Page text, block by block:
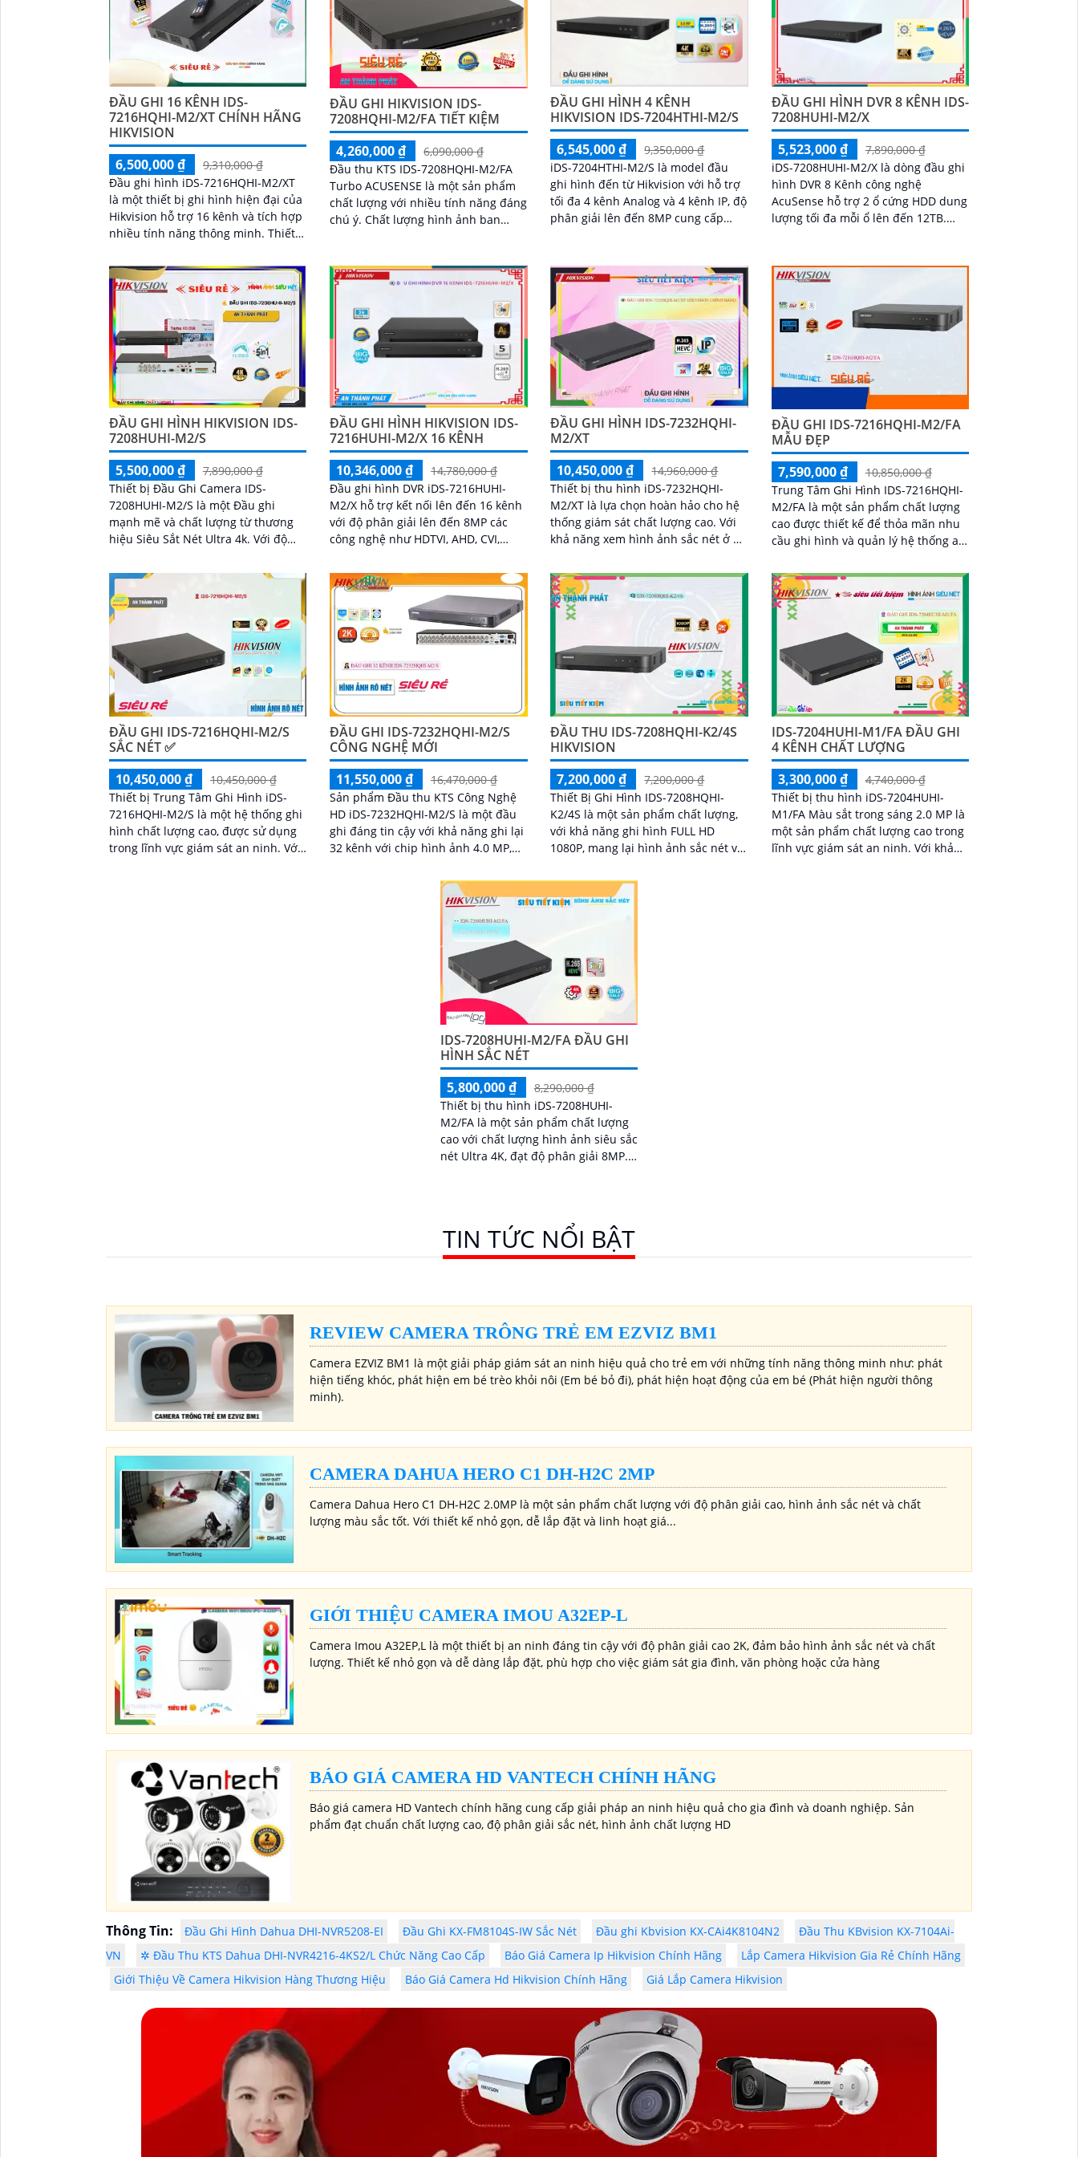
ĐẦU GHI 16 KÊNH IDS-
7216HQHI-M2/XT CHÍNH HÃNG
HIKVISION
6,500,000 ₫
9,310,000 ₫
Đầu ghi hình iDS-7216HQHI-M2/XT
là một thiết bị ghi hình hiện đại của
Hikvision hỗ trợ 16 kênh và tích hợp
nhiều tính năng thông minh. Thiết
diện...
ĐẦU GHI HIKVISION IDS-
7208HQHI-M2/FA TIẾT KIỆM
4,260,000 ₫
6,090,000 ₫
Đầu thu KTS IDS-7208HQHI-M2/FA
Turbo ACUSENSE là một sản phẩm
chất lượng với nhiều tính năng đáng
chú ý. Chất lượng hình ảnh ban
ĐẦU GHI HÌNH 4 KÊNH
HIKVISION IDS-7204HTHI-M2/S
6,545,000 ₫
9,350,000 ₫
iDS-7204HTHI-M2/S là model đầu
ghi hình đến từ Hikvision với hỗ trợ
tối đa 4 kênh Analog và 4 kênh IP, độ
phân giải lên đến 8MP cung cấp
nhận dạng con người và xe cộ, hỗ
trợ cổng xuất hình ảnh HDMI 4K và
hỗ trợ ổ cứng lên đến 10TB
ĐẦU GHI HÌNH DVR 8 KÊNH IDS-
7208HUHI-M2/X
5,523,000 ₫
7,890,000 ₫
iDS-7208HUHI-M2/X là dòng đầu ghi
hình DVR 8 Kênh công nghệ
AcuSense hỗ trợ 2 ổ cứng HDD dung
lượng tối đa mỗi ổ lên đến 12TB.
ĐẦU GHI HÌNH HIKVISION IDS-
7208HUHI-M2/S
5,500,000 ₫
7,890,000 ₫
Thiết bị Đầu Ghi Camera IDS-
7208HUHI-M2/S là một Đầu ghi
mạnh mẽ và chất lượng từ thương
hiệu Siêu Sắt Nét Ultra 4k. Với độ
lại rõ nét và sắc sảo
ĐẦU GHI HÌNH HIKVISION IDS-
7216HUHI-M2/X 16 KÊNH
10,346,000 ₫
14,780,000 ₫
Đầu ghi hình DVR iDS-7216HUHI-
M2/X hỗ trợ kết nối lên đến 16 kênh
với độ phân giải lên đến 8MP các
công nghệ như HDTVI, AHD, CVI,
kênh nhận dạng khuôn mặt và phân
biệt người & xe bằng AI, qua đó còn
hỗ trợ 2 ổ cứng 12TB giúp mở rộng
dung lượng lưu trữ hiệu quả
ĐẦU GHI HÌNH IDS-7232HQHI-
M2/XT
10,450,000 ₫
14,960,000 ₫
Thiết bị thu hình iDS-7232HQHI-
M2/XT là lựa chọn hoàn hảo cho hệ
thống giám sát chất lượng cao. Với
khả năng xem hình ảnh sắc nét ở độ
quan...
ĐẦU GHI IDS-7216HQHI-M2/FA
MẪU ĐẸP
7,590,000 ₫
10,850,000 ₫
Trung Tâm Ghi Hình IDS-7216HQHI-
M2/FA là một sản phẩm chất lượng
cao được thiết kế để thỏa mãn nhu
cầu ghi hình và quản lý hệ thống an
nhau. Với...
ĐẦU GHI IDS-7216HQHI-M2/S
SẮC NÉT ✅
10,450,000 ₫
10,450,000 ₫
Thiết bị Trung Tâm Ghi Hình iDS-
7216HQHI-M2/S là một hệ thống ghi
hình chất lượng cao, được sử dụng
trong lĩnh vực giám sát an ninh. Với
ĐẦU GHI IDS-7232HQHI-M2/S
CÔNG NGHỆ MỚI
11,550,000 ₫
16,470,000 ₫
Sản phẩm Đầu thu KTS Công Nghệ
HD iDS-7232HQHI-M2/S là một đầu
ghi đáng tin cậy với khả năng ghi lại
32 kênh với chip hình ảnh 4.0 MP,
ĐẦU THU IDS-7208HQHI-K2/4S
HIKVISION
7,200,000 ₫
7,200,000 ₫
Thiết Bị Ghi Hình IDS-7208HQHI-
K2/4S là một sản phẩm chất lượng,
với khả năng ghi hình FULL HD
1080P, mang lại hình ảnh sắc nét và
4 Camera...
IDS-7204HUHI-M1/FA ĐẦU GHI
4 KÊNH CHẤT LƯỢNG
3,300,000 ₫
4,740,000 ₫
Thiết bị thu hình iDS-7204HUHI-
M1/FA Màu sắt trong sáng 2.0 MP là
một sản phẩm chất lượng cao trong
lĩnh vực giám sát an ninh. Với khả
IDS-7208HUHI-M2/FA ĐẦU GHI
HÌNH SẮC NÉT
5,800,000 ₫
8,290,000 ₫
Thiết bị thu hình iDS-7208HUHI-
M2/FA là một sản phẩm chất lượng
cao với chất lượng hình ảnh siêu sắc
nét Ultra 4K, đạt độ phân giải 8MP.
TIN TỨC NỔI BẬT
REVIEW CAMERA TRÔNG TRẺ EM EZVIZ BM1
Camera EZVIZ BM1 là một giải pháp giám sát an ninh hiệu quả cho trẻ em với những tính năng thông minh như: phát
hiện tiếng khóc, phát hiện em bé trèo khỏi nôi (Em bé bỏ đi), phát hiện hoạt động của em bé (Phát hiện người thông
minh).
CAMERA DAHUA HERO C1 DH-H2C 2MP
Camera Dahua Hero C1 DH-H2C 2.0MP là một sản phẩm chất lượng với độ phân giải cao, hình ảnh sắc nét và chất
lượng màu sắc tốt. Với thiết kế nhỏ gọn, dễ lắp đặt và linh hoạt giá...
GIỚI THIỆU CAMERA IMOU A32EP-L
Camera Imou A32EP,L là một thiết bị an ninh đáng tin cậy với độ phân giải cao 2K, đảm bảo hình ảnh sắc nét và chất
lượng. Thiết kế nhỏ gọn và dễ dàng lắp đặt, phù hợp cho việc giám sát gia đình, văn phòng hoặc cửa hàng
BÁO GIÁ CAMERA HD VANTECH CHÍNH HÃNG
Báo giá camera HD Vantech chính hãng cung cấp giải pháp an ninh hiệu quả cho gia đình và doanh nghiệp. Sản
phẩm đạt chuẩn chất lượng cao, độ phân giải sắc nét, hình ảnh chất lượng HD
Thông Tin: Đầu Ghi Hình Dahua DHI-NVR5208-EI Đầu Ghi KX-FM8104S-IW Sắc Nét Đầu ghi Kbvision KX-CAi4K8104N2
Đầu Thu KBvision KX-7104Ai-
VN
✲ Đầu Thu KTS Dahua DHI-NVR4216-4KS2/L Chức Năng Cao Cấp Báo Giá Camera Ip Hikvision Chính Hãng
Lắp Camera Hikvision Gia Rẻ Chính Hãng
Giới Thiệu Về Camera Hikvision Hàng Thương Hiệu
Báo Giá Camera Hd Hikvision Chính Hãng Giá Lắp Camera Hikvision